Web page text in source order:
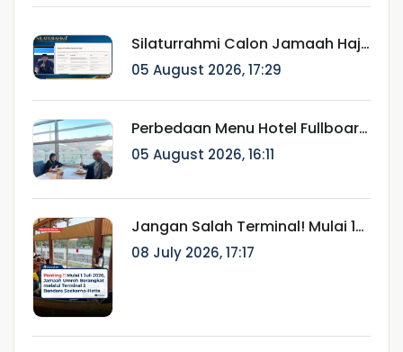
Silaturrahmi Calon Jamaah Haji
Munatour 1448 H/2026:
Komitmen Mendampingi
Jamaah Sejak Pendaftaran
hingga Pasca Haji
05 August 2026, 17:29
Perbedaan Menu Hotel Fullboard
Internasional dan Fullboard
Fareast untuk Haji & Umroh
05 August 2026, 16:11
Jangan Salah Terminal! Mulai 1
Juli 2026, Jamaah Umroh
Berangkat melalui Terminal 2
08 July 2026, 17:17